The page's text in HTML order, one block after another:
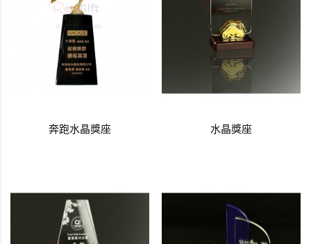
奔跑水晶獎座 水晶獎座